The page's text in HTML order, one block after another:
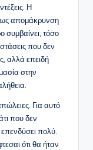
Η
ως απομάκρυνση
συμβαίνει, τόσο
που δεν
αλλά επειδή
στην
Για αυτό
που δεν
επενδύσει πολύ.
ότι θα ήταν